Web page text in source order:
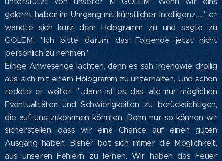
gelernt haben im Umgang mit künstlicher Intelligenz ...", er
wandte sich kurz dem Hologramm zu und sagte zu
GOLEM: "Ich bitte darum, das Folgende jetzt nicht
persönlich zu nehmen."
Einige Anwesende lachten, denn es sah irgendwie drollig
aus, sich mit einem Hologramm zu unterhalten. Und schon
redete er weiter: "...dann ist es das: alle nur möglichen
Eventualitäten und Schwierigkeiten zu berücksichtigen,
die auf uns zukommen könnten. Denn nur so können wir
sicherstellen, dass wir eine Chance auf einen guten
Ausgang haben. Bisher bot sich immer die Möglichkeit,
aus unseren Fehlern zu lernen. Wir haben das Feuer